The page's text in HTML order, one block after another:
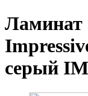
Ламинат
серый